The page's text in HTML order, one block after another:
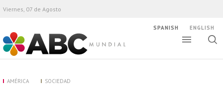
ABC Mundial
Viernes, 07 de Agosto
SPANISH ENGLISH
AMÉRICA SOCIEDAD